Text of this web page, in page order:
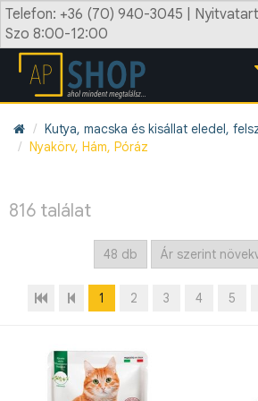
Telefon: +36 (70) 940-3045 |
Szo 8:00-12:00
Kutya, macska és kisállat eledel,
Nyakörv, Hám, Póráz
816 találat
1 2 3 4 5